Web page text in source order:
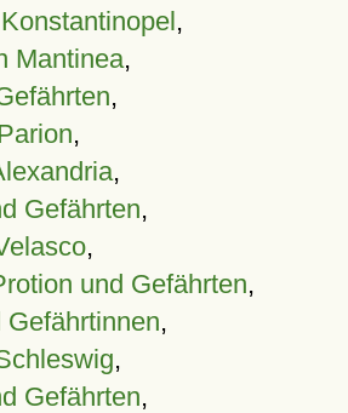
,
Mantinea,
,
,
,
Gefährten,
,
und Gefährten,
,
,
Gefährten,